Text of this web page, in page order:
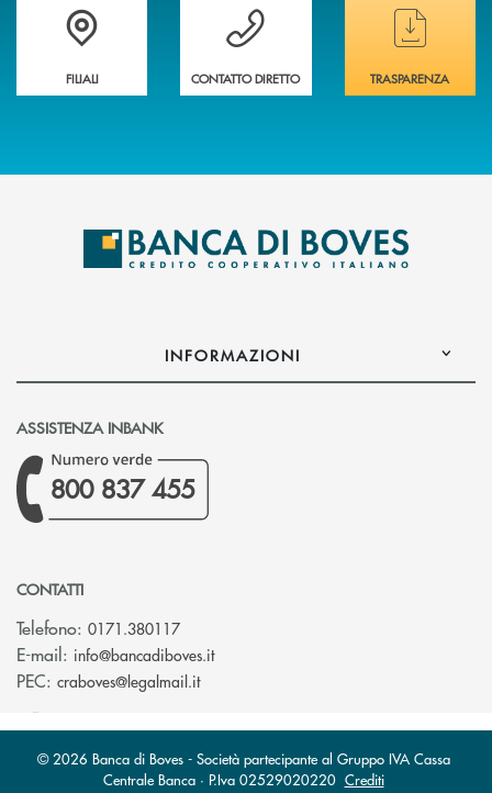
Trova la filiale&nbsp; più vicina a te
FILIALI
Hai bisogno di assistenza immediata ?
CONTATTO DIRETTO
Hai bisogno di
TRASPARENZA
INFORMAZIONI
ASSISTENZA INBANK
800 837 455
CONTATTI
Telefono: 0171.380117
E-mail: info@bancadiboves.it(si apre l’app di posta elettronica)
PEC: craboves@legalmail.it(si apre l’app di posta elettronica)
© 2026 Banca di Boves - Società partecipante al Gruppo IVA Cassa
Centrale Banca · P.Iva 02529020220 Crediti